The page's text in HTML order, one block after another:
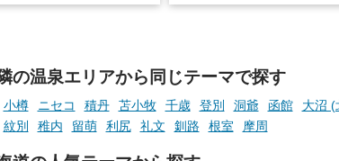
タロットなど気軽に楽し
いで、“ととのう”おふろ
、もっと特別に。
の温泉エリアから同じテーマで探す
小樽 ニセコ 積丹 苫小牧 千歳 登別 洞爺 函館 大沼 (
紋別 稚内 留萌 利尻 礼文 釧路 根室 摩周